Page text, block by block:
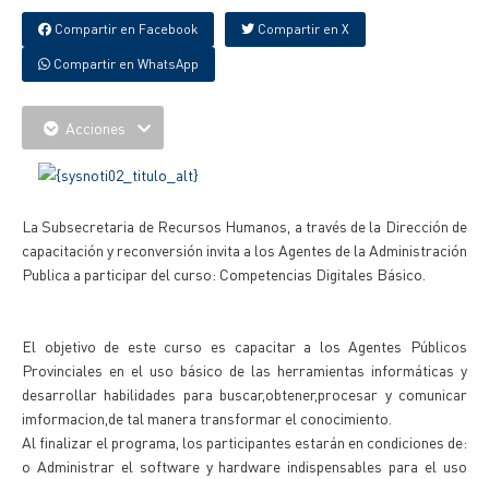
Compartir en Facebook Compartir en X
Compartir en WhatsApp
Acciones
La Subsecretaria de Recursos Humanos, a través de la Dirección de
capacitación y reconversión invita a los Agentes de la Administración
Publica a participar del curso: Competencias Digitales Básico.
El objetivo de este curso es capacitar a los Agentes Públicos
Provinciales en el uso básico de las herramientas informáticas y
desarrollar habilidades para buscar,obtener,procesar y comunicar
imformacion,de tal manera transformar el conocimiento.
Al finalizar el programa, los participantes estarán en condiciones de:
o Administrar el software y hardware indispensables para el uso